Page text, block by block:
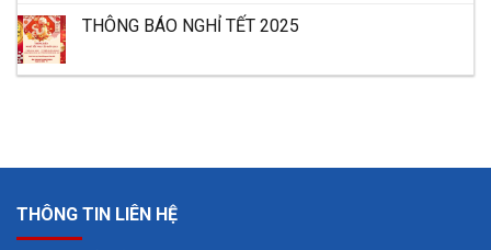
THÔNG BÁO NGHỈ TẾT 2025
THÔNG TIN LIÊN HỆ